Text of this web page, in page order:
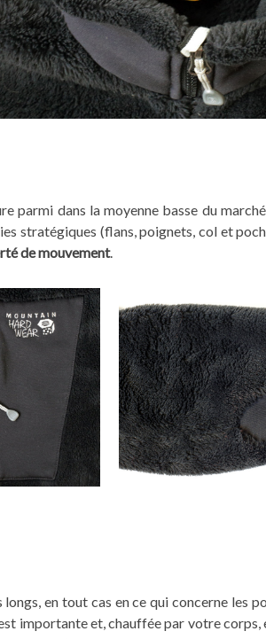
dans la moyenne basse du
stratégiques (flans, poignets, col et
de mouvement.
en tout cas en ce qui concerne les
importante et, chauffée par votre corps,